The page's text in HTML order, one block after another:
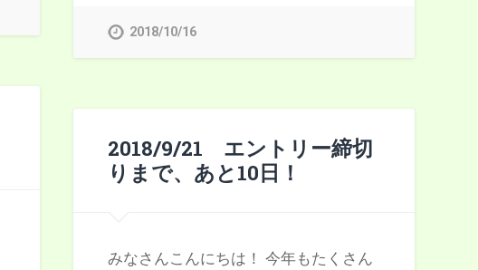
2018/10/16
2018/9/21 エントリー締切
りまで、あと10日！
みなさんこんにちは！ 今年もたくさん